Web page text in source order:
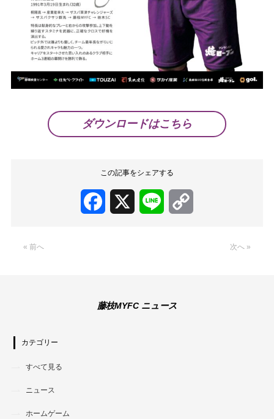
ダウンロードはこちら
この記事をシェアする
Facebook Line
« 前へ 次へ »
藤枝MYFC ニュース
カテゴリー
すべて見る
ニュース
ホームゲーム